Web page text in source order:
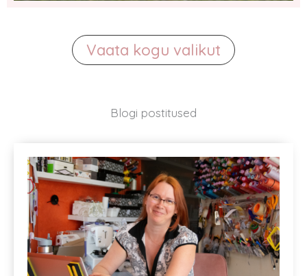
Vaata kogu valikut
Blogi postitused